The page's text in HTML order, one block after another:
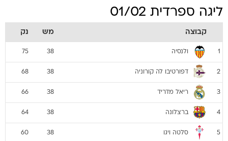
ליגה ספרדית 01/02
קבוצה מש נק
1 ולנסיה 38
75
2 דפורטיבו לה קורוניה 38
68
3 ריאל מדריד 38
66
4 ברצלונה 38
64
5 סלטה ויגו 38
60